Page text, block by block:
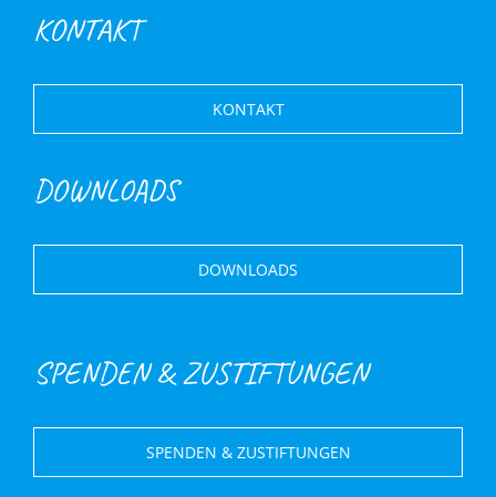
KONTAKT
KONTAKT
DOWNLOADS
DOWNLOADS
SPENDEN & ZUSTIFTUNGEN
SPENDEN & ZUSTIFTUNGEN